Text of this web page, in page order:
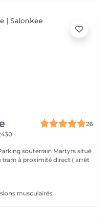
26
musculairés